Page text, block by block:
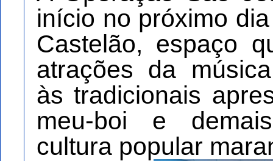
início no próximo
Castelão, espaço
atrações da
às tradicionais
meu-boi e
cultura popular